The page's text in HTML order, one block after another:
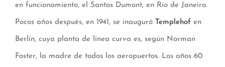
en funcionamiento, el Santos Dumont, en Río de Janeiro.
Pocos años después, en 1941, se inauguró Templehof en
Berlín, cuya planta de línea curva es, según Norman
Foster, la madre de todos los aeropuertos. Los años 60